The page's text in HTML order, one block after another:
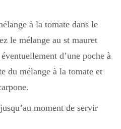
à la tomate dans le
le mélange au st mauret
d’une poche à
du mélange à la tomate et
moment de servir